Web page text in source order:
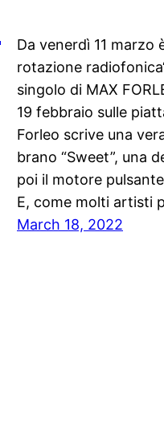
Da venerdì 11 marzo
rotazione
singolo di MAX
19 febbraio sulle
Forleo scrive una
brano “Sweet”, una
poi il motore
E, come molti artisti
March 18, 2022